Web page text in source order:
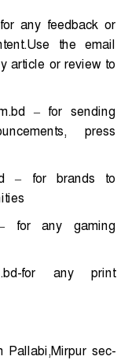
any feedback or
the email
article or review to
– for sending
press
– for brands to
for any gaming
for any print
Pallabi,Mirpur sec-